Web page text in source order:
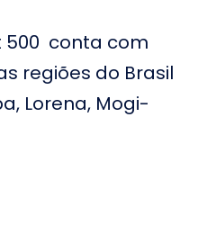
500 conta com
regiões do Brasil
Lorena, Mogi-